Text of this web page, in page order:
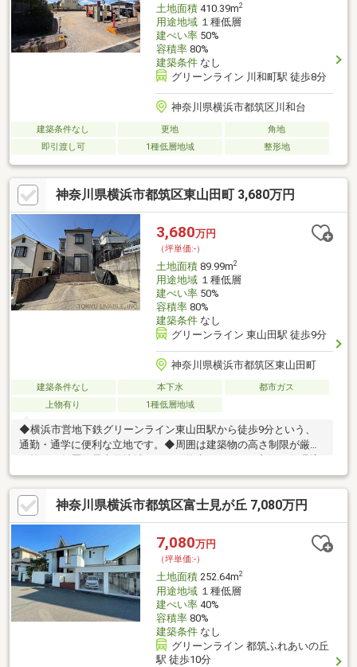
土地面積410.39m2
用途地域１種低層
建ぺい率50%
容積率80%
建築条件なし
グリーンライン 川和町駅 徒歩8分
神奈川県横浜市都筑区川和台
建築条件なし 更地
角地
即引渡し可
1種低層地域 整形地
神奈川県横浜市都筑区東山田町 3,680万円
3,680万円
（坪単価:-）
土地面積89.99m2
用途地域１種低層
建ぺい率50%
容積率80%
建築条件なし
グリーンライン 東山田駅 徒歩9分
神奈川県横浜市都筑区東山田町
建築条件なし 本下水
都市ガス
上物有り
1種低層地域
◆横浜市営地下鉄グリーンライン東山田駅から徒歩9分という、
通勤・通学に便利な立地です。◆周囲は建築物の高さ制限が厳し
と開放感が守られやすいエリアです 。◆陽当たり良好な南東向き
の道路に面しているため、朝からリビングに明るい光が差し込む
家づくりが可能です 。◆お車2台をお持ちのご家庭にも対応でき
る設計が可能です。◆新お好みのハウスメーカーで、陽当たりを
活かしたこだわりの注文住宅を建築できます 。◆平成9年築（築
28年）の木造2階建が存しているため、建物を活かした大規模リ
ノベーションによるコストを抑えた入居も選択肢に入ります 。
神奈川県横浜市都筑区富士見が丘 7,080万円
7,080万円
（坪単価:-）
土地面積252.64m2
用途地域１種低層
建ぺい率40%
容積率80%
建築条件なし
グリーンライン 都筑ふれあいの丘
駅 徒歩10分